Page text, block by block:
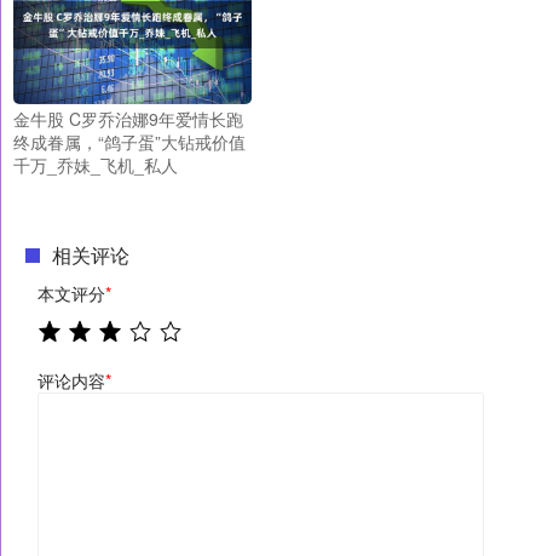
金牛股 C罗乔治娜9年爱情长跑
终成眷属，“鸽子蛋”大钻戒价值
千万_乔妹_飞机_私人
相关评论
本文评分*
评论内容*